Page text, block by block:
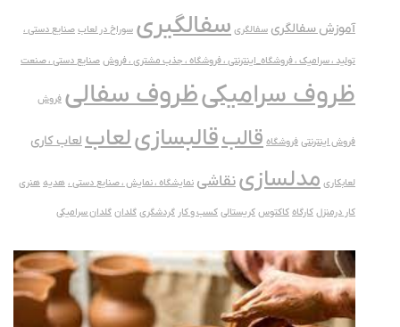
آموزش سفالگری سفالگری سفالگیری سوراخ در لعاب صنایع دستی ،
تولید ، سرامیک ، فروشگاه_اینترنتی ، فروشگاه ، جذب مشتری ، فروش صنایع دستی ، صنعت
ظروف سرامیکیظروف سفالی فروش
فروش اینترنتی فروشگاه قالبقالبسازیلعابلعاب کاری
لعابکاری مدلسازینقاشی نمایشگاه ، نمایش ، صنایع دستی ، هدیه هنری
کار درمنزل کارگاه کاکتوس کریستالی کسب و کار گردشگری گلدان گلدان سرامیکی